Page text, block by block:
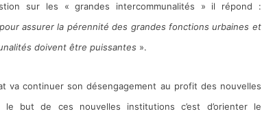
sur les « grandes intercommunalités » il répond :
assurer la pérennité des grandes fonctions urbaines et
doivent être puissantes ».
va continuer son désengagement au profit des nouvelles
but de ces nouvelles institutions c’est d’orienter le